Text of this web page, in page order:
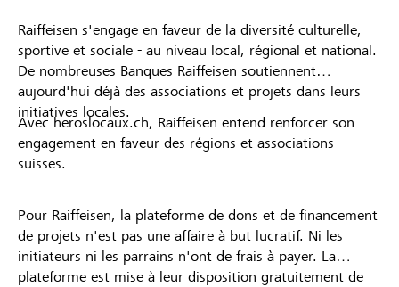
Raiffeisen s'engage en faveur de la diversité culturelle,
sportive et sociale - au niveau local, régional et national.
De nombreuses Banques Raiffeisen soutiennent
aujourd'hui déjà des associations et projets dans leurs
initiatives locales.
Avec heroslocaux.ch, Raiffeisen entend renforcer son
engagement en faveur des régions et associations
suisses.
Pour Raiffeisen, la plateforme de dons et de financement
de projets n'est pas une affaire à but lucratif. Ni les
initiateurs ni les parrains n'ont de frais à payer. La
plateforme est mise à leur disposition gratuitement de